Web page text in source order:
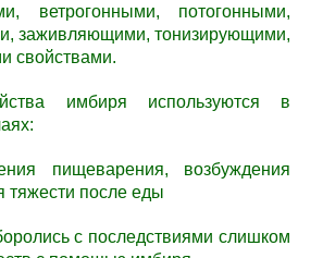
ветрогонными, потогонными,
заживляющими, тонизирующими,
свойствами.
имбиря используются в
пищеварения, возбуждения
тяжести после еды
с последствиями слишком